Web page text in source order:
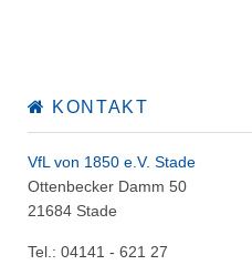
KONTAKT
VfL von 1850 e.V. Stade
Ottenbecker Damm 50
21684 Stade
Tel.: 04141 - 621 27